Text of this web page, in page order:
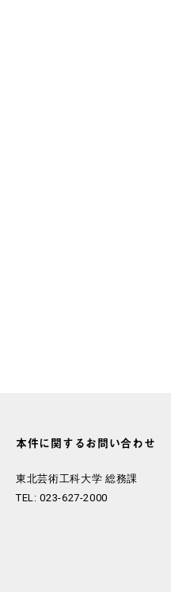
本件に関するお問い合わせ
東北芸術工科大学 総務課
TEL: 023-627-2000